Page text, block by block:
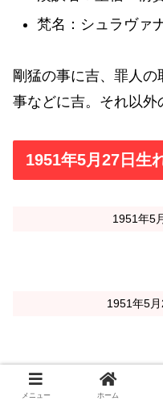
梵名：シュラヴァ
剛猛の事に吉、罪人
事などに吉。それ以外
1951年5月27日生
1951年5
1951年5
メニュー ホーム